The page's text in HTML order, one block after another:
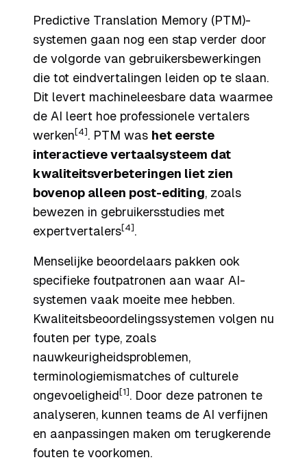
Predictive Translation Memory (PTM)-
systemen gaan nog een stap verder door
de volgorde van gebruikersbewerkingen
die tot eindvertalingen leiden op te slaan.
Dit levert machineleesbare data waarmee
de AI leert hoe professionele vertalers
werken [4] . PTM was het eerste
interactieve vertaalsysteem dat
kwaliteitsverbeteringen liet zien
bovenop alleen post-editing, zoals
bewezen in gebruikersstudies met
expertvertalers[4] .
Menselijke beoordelaars pakken ook
specifieke foutpatronen aan waar AI-
systemen vaak moeite mee hebben.
Kwaliteitsbeoordelingssystemen volgen nu
fouten per type, zoals
nauwkeurigheidsproblemen,
terminologiemismatches of culturele
ongevoeligheid [1] . Door deze patronen te
analyseren, kunnen teams de AI verfijnen
en aanpassingen maken om terugkerende
fouten te voorkomen.